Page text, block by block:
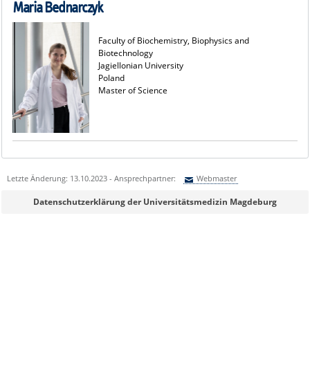
Maria Bednarczyk
Faculty of Biochemistry, Biophysics and
Biotechnology
Jagiellonian University
Poland
Master of Science
Letzte Änderung: 13.10.2023 - Ansprechpartner: Webmaster
Sie können eine Nachricht versenden an:Webmaster
Datenschutzerklärung der Universitätsmedizin Magdeburg